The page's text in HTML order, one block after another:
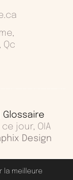
Qc
Glossaire
jour, OIA
Design
la meilleure